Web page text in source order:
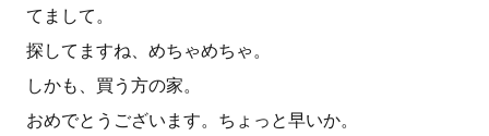
てまして。
探してますね、めちゃめちゃ。
しかも、買う方の家。
おめでとうございます。ちょっと早いか。